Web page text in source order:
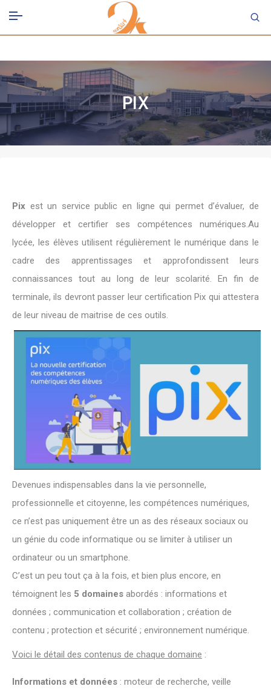
PIX
Pix est un service public en ligne qui permet d’évaluer, de
développer et certifier ses compétences numériques.Au
lycée, les élèves utilisent régulièrement le numérique dans le
cadre des apprentissages et approfondissent leurs
connaissances tout au long de leur scolarité. En fin de
terminale, ils devront passer leur certification Pix qui attestera
de leur niveau de maitrise de ces outils.
Devenues indispensables dans la vie personnelle,
professionnelle et citoyenne, les compétences numériques,
ce n’est pas uniquement être un as des réseaux sociaux ou
un génie du code informatique ou se limiter à utiliser un
ordinateur ou un smartphone.
C’est un peu tout ça à la fois, et bien plus encore, en
témoignent les 5 domaines abordés : informations et
données ; communication et collaboration ; création de
contenu ; protection et sécurité ; environnement numérique.
Voici le détail des contenus de chaque domaine :
Informations et données : moteur de recherche, veille